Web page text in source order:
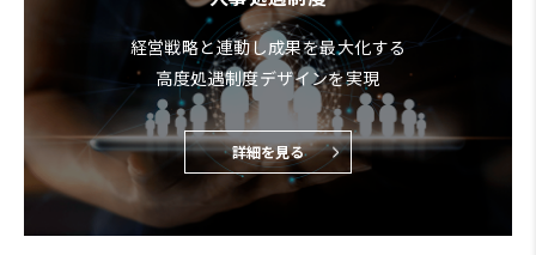
経営戦略と連動し成果を最大化する
高度処遇制度デザインを実現
詳細を見る